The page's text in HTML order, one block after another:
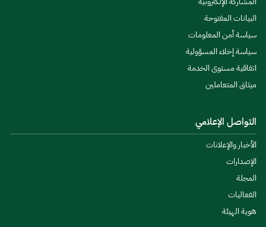
البيانات المفتوحة
سياسة أمن المعلومات
سياسة إخلاء المسؤولية
اتفاقية مستوى الخدمة
ميثاق المتعاملين
التواصل الإعلامي
الأخبار والإعلانات
الإصدارات
المجلة
الفعاليات
هوية الهيئة